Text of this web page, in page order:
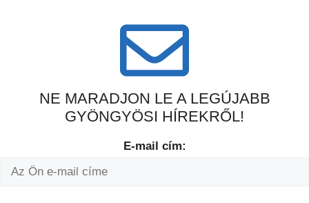
NE MARADJON LE A LEGÚJABB
GYÖNGYÖSI HÍREKRŐL!
E-mail cím: